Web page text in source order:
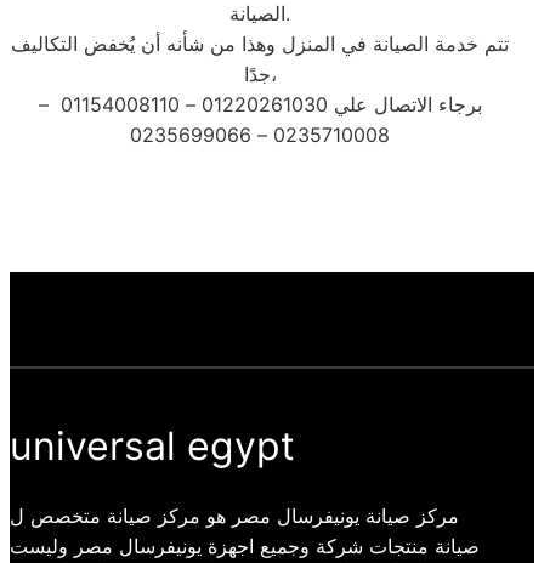
الصيانة.
تتم خدمة الصيانة في المنزل وهذا من شأنه أن يُخفض التكاليف
جدًا،
برجاء الاتصال علي 01220261030 – 01154008110 –
0235710008 – 0235699066
universal egypt
مركز صيانة يونيفرسال مصر هو مركز صيانة متخصص ل
صيانة منتجات شركة وجميع اجهزة يونيفرسال مصر وليست